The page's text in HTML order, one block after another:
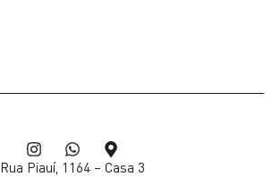
Rua Piauí, 1164 – Casa 3